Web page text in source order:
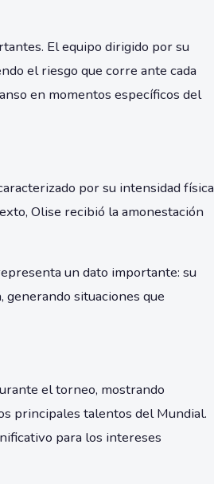
El equipo dirigido por su
el riesgo que corre ante cada
en momentos específicos del
por su intensidad física
Olise recibió la amonestación
un dato importante: su
situaciones que
el torneo, mostrando
principales talentos del Mundial.
para los intereses